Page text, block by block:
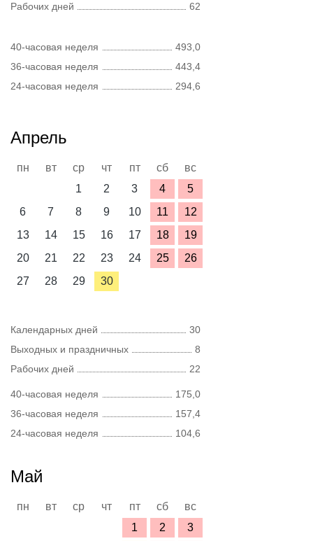
Рабочих дней
62
40-часовая неделя
493,0
36-часовая неделя
443,4
24-часовая неделя
294,6
Апрель
пн вт ср чт пт сб
вс
1
2 3 4
5
6
7 8 9 10 11
12
13
14 15 16 17 18
19
20
21 22 23 24 25
26
27
28 29 30
Календарных дней
30
Выходных и праздничных
8
Рабочих дней
22
40-часовая неделя
175,0
36-часовая неделя
157,4
24-часовая неделя
104,6
Май
пн вт ср чт пт сб
вс
1
2
3